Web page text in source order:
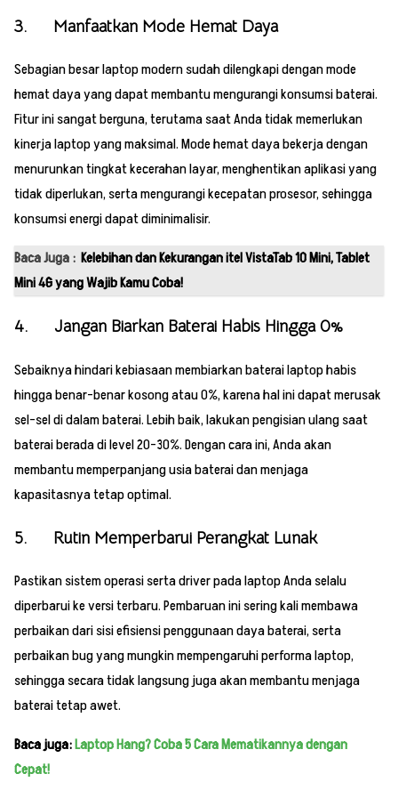
3. Manfaatkan Mode Hemat Daya
Sebagian besar laptop modern sudah dilengkapi dengan mode
hemat daya yang dapat membantu mengurangi konsumsi baterai.
Fitur ini sangat berguna, terutama saat Anda tidak memerlukan
kinerja laptop yang maksimal. Mode hemat daya bekerja dengan
menurunkan tingkat kecerahan layar, menghentikan aplikasi yang
tidak diperlukan, serta mengurangi kecepatan prosesor, sehingga
konsumsi energi dapat diminimalisir.
Baca Juga : Kelebihan dan Kekurangan itel VistaTab 10 Mini, Tablet
Mini 4G yang Wajib Kamu Coba!
4. Jangan Biarkan Baterai Habis Hingga 0%
Sebaiknya hindari kebiasaan membiarkan baterai laptop habis
hingga benar-benar kosong atau 0%, karena hal ini dapat merusak
sel-sel di dalam baterai. Lebih baik, lakukan pengisian ulang saat
baterai berada di level 20-30%. Dengan cara ini, Anda akan
membantu memperpanjang usia baterai dan menjaga
kapasitasnya tetap optimal.
5. Rutin Memperbarui Perangkat Lunak
Pastikan sistem operasi serta driver pada laptop Anda selalu
diperbarui ke versi terbaru. Pembaruan ini sering kali membawa
perbaikan dari sisi efisiensi penggunaan daya baterai, serta
perbaikan bug yang mungkin mempengaruhi performa laptop,
sehingga secara tidak langsung juga akan membantu menjaga
baterai tetap awet.
Baca juga:Laptop Hang? Coba 5 Cara Mematikannya dengan
Cepat!